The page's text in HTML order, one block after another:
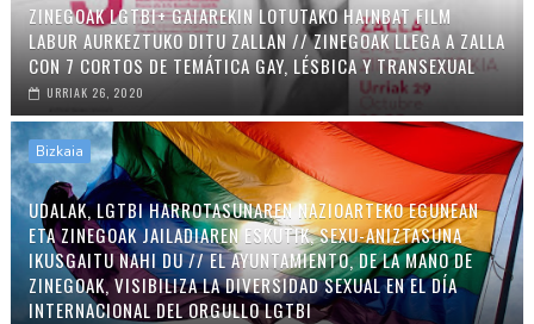
ZINEGOAK LGTBI+ GAIAREKIN LOTUTAKO HAINBAT FILM
LABUR AURKEZTUKO DITU ZALLAN // ZINEGOAK LLEGA A ZALLA
CON 7 CORTOS DE TEMÁTICA GAY, LÉSBICA Y TRANSEXUAL
URRIAK 26, 2020
Bizkaia
UDALAK, LGTBI HARROTASUNAREN NAZIOARTEKO EGUNEAN
ETA ZINEGOAK JAILADIAREN ESKUTIK, SEXU-ANIZTASUNA
IKUSGAITU NAHI DU // EL AYUNTAMIENTO, DE LA MANO DE
ZINEGOAK, VISIBILIZA LA DIVERSIDAD SEXUAL EN EL DÍA
INTERNACIONAL DEL ORGULLO LGTBI